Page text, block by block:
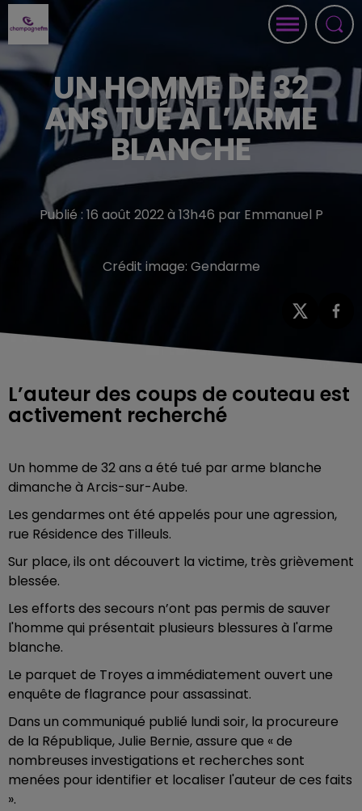
UN HOMME DE 32
ANS TUÉ À L’ARME
BLANCHE
Publié : 16 août 2022 à 13h46 par Emmanuel P
Crédit image: Gendarme
L’auteur des coups de couteau est
activement recherché
Un homme de 32 ans a été tué par arme blanche
dimanche à Arcis-sur-Aube.
Les gendarmes ont été appelés pour une agression,
rue Résidence des Tilleuls.
Sur place, ils ont découvert la victime, très grièvement
blessée.
Les efforts des secours n’ont pas permis de sauver
l'homme qui présentait plusieurs blessures à l'arme
blanche.
Le parquet de Troyes a immédiatement ouvert une
enquête de flagrance pour assassinat.
Dans un communiqué publié lundi soir, la procureure
de la République, Julie Bernie, assure que « de
nombreuses investigations et recherches sont
menées pour identifier et localiser l'auteur de ces faits
».